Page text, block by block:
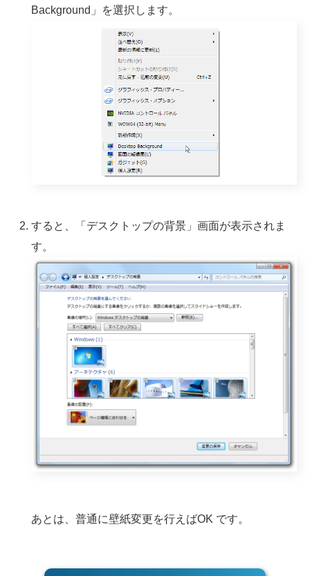
Background」を選択します。
すると、「デスクトップの背景」画面が表示されま
す。
あとは、普通に壁紙変更を行えばOK です。